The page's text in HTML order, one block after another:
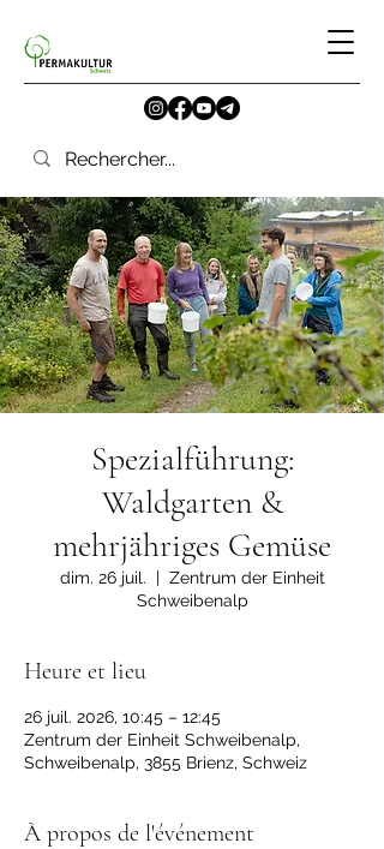
Spezialführung:
Waldgarten &
mehrjähriges Gemüse
dim. 26 juil.
  |
Zentrum der Einheit
Schweibenalp
Heure et lieu
26 juil. 2026, 10:45 – 12:45
Zentrum der Einheit Schweibenalp,
Schweibenalp, 3855 Brienz, Schweiz
À propos de l'événement